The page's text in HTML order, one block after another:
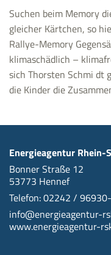
Suchen beim Memory
gleicher Kärtchen, so
Rallye-Memory
klimaschädlich –
sich Thorsten Schmi dt
die Kinder die
Energieagentur Rhein-
Bonner Straße 12
53773 Hennef
Telefon: 02242 /
info@energieagentur-
www.energieagentur-